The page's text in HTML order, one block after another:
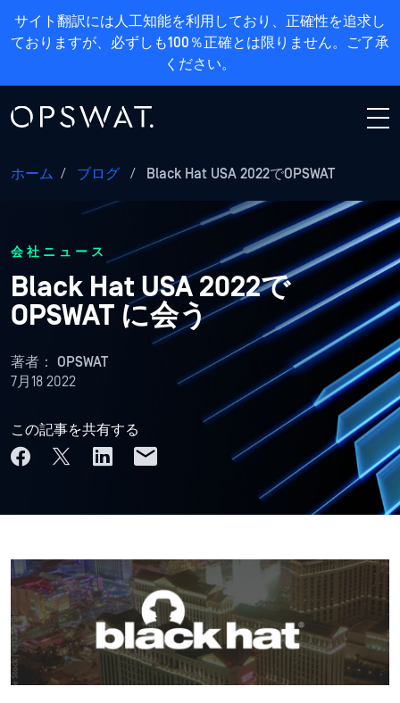
サイト翻訳には人工知能を利用しており、正確性を追求し
ておりますが、必ずしも100％正確とは限りません。ご了承
ください。
ホーム / ブログ / Black Hat USA 2022でOPSWAT
会社ニュース
Black Hat USA 2022で
OPSWAT に会う
著者： OPSWAT
7月18 2022
この記事を共有する